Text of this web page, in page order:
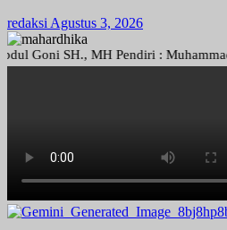
redaksi Agustus 3, 2026
Goni SH., MH Pendiri : Muhammad